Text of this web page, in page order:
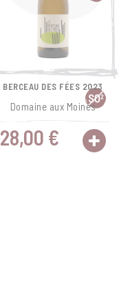
BERCEAU DES FÉES 2023
Domaine aux Moines
28,00 €